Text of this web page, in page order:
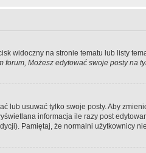
widoczny na stronie tematu lub listy
forum, Możesz edytować swoje posty na
lub usuwać tylko swoje posty. Aby
informacja ile razy post
Pamiętaj, że normalni użytkownicy